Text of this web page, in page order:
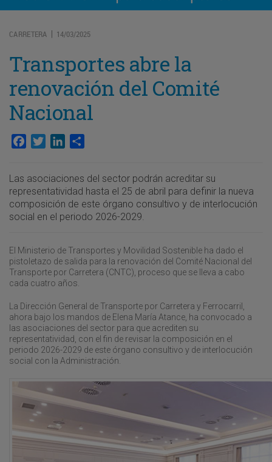
CARRETERA | 14/03/2025
Transportes abre la
renovación del Comité
Nacional
Facebook
TwitterLinkedIn
Las asociaciones del sector podrán acreditar su
representatividad hasta el 25 de abril para definir la nueva
composición de este órgano consultivo y de interlocución
social en el periodo 2026-2029.
El Ministerio de Transportes y Movilidad Sostenible ha dado el
pistoletazo de salida para la renovación del Comité Nacional del
Transporte por Carretera (CNTC), proceso que se lleva a cabo
cada cuatro años.
La Dirección General de Transporte por Carretera y Ferrocarril,
ahora bajo los mandos de Elena María Atance, ha convocado a
las asociaciones del sector para que acrediten su
representatividad, con el fin de revisar la composición en el
periodo 2026-2029 de este órgano consultivo y de interlocución
social con la Administración.